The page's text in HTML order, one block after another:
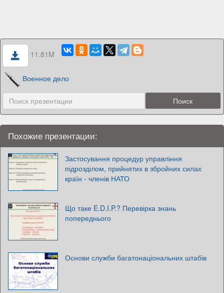
11.81M
Военное дело
Похожие презентации:
Застосування процедур управління
підрозділом, прийнятих в збройних силах
країн - членів НАТО
Що таке E.D.I.P.? Перевірка знань
попереднього
Основи служби багатонаціональних штабів